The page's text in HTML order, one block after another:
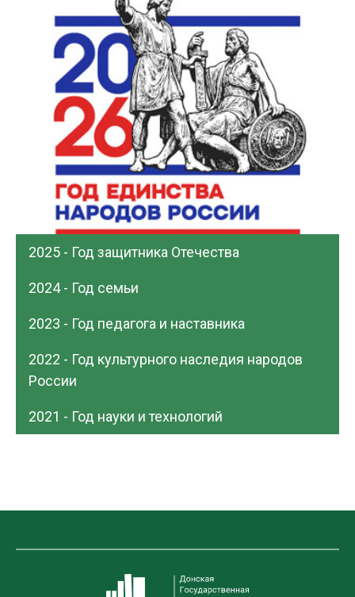
2025 - Год защитника Отечества
2024 - Год семьи
2023 - Год педагога и наставника
2022 - Год культурного наследия народов
России
2021 - Год науки и технологий